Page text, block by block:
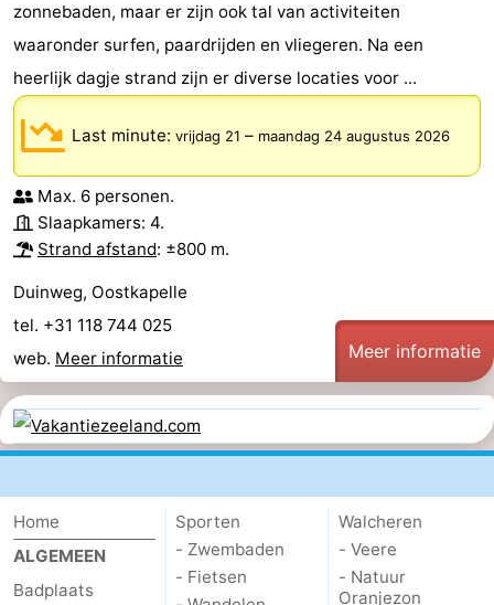
zonnebaden, maar er zijn ook tal van activiteiten
waaronder surfen, paardrijden en vliegeren. Na een
heerlijk dagje strand zijn er diverse locaties voor ...
Last minute: vrijdag 21 – maandag 24 augustus 2026
Max. 6 personen.
Slaapkamers: 4.
Strand afstand: ±800 m.
Duinweg, Oostkapelle
tel. +31 118 744 025
web. Meer informatie Meer informatie
Home
ALGEMEEN
Badplaats
Sporten
- Zwembaden
- Fietsen
Walcheren
- Veere
- Natuur
Oranjezon